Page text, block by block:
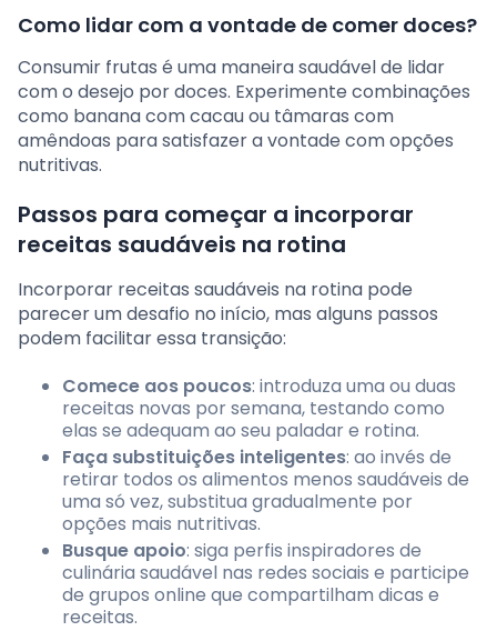
Como lidar com a vontade de comer doces?
Consumir frutas é uma maneira saudável de lidar
com o desejo por doces. Experimente combinações
como banana com cacau ou tâmaras com
amêndoas para satisfazer a vontade com opções
nutritivas.
Passos para começar a incorporar
receitas saudáveis na rotina
Incorporar receitas saudáveis na rotina pode
parecer um desafio no início, mas alguns passos
podem facilitar essa transição:
Comece aos poucos: introduza uma ou duas
receitas novas por semana, testando como
elas se adequam ao seu paladar e rotina.
Faça substituições inteligentes: ao invés de
retirar todos os alimentos menos saudáveis de
uma só vez, substitua gradualmente por
opções mais nutritivas.
Busque apoio: siga perfis inspiradores de
culinária saudável nas redes sociais e participe
de grupos online que compartilham dicas e
receitas.